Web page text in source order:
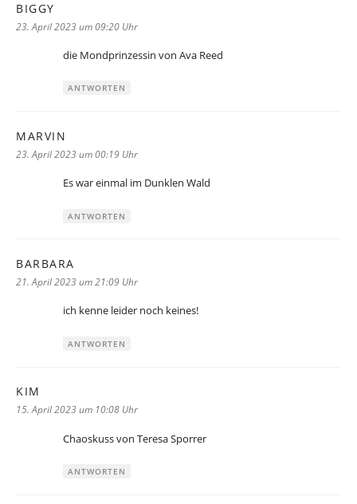
BIGGY
23. April 2023 um 09:20 Uhr
die Mondprinzessin von Ava Reed
ANTWORTEN
MARVIN
23. April 2023 um 00:19 Uhr
Es war einmal im Dunklen Wald
ANTWORTEN
BARBARA
21. April 2023 um 21:09 Uhr
ich kenne leider noch keines!
ANTWORTEN
KIM
15. April 2023 um 10:08 Uhr
Chaoskuss von Teresa Sporrer
ANTWORTEN